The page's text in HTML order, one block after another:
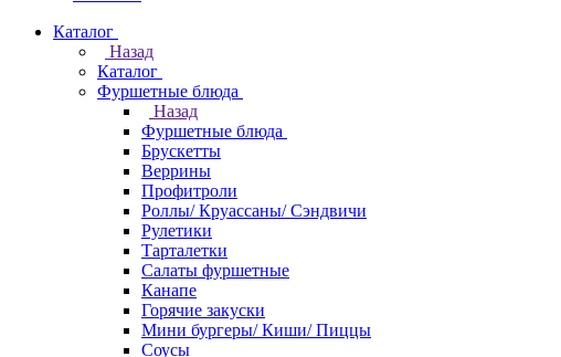
Каталог
Назад
Каталог
Фуршетные блюда
Назад
Фуршетные блюда
Брускетты
Веррины
Профитроли
Роллы/ Круассаны/ Сэндвичи
Рулетики
Тарталетки
Салаты фуршетные
Канапе
Горячие закуски
Мини бургеры/ Киши/ Пиццы
Соусы